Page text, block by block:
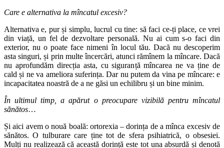
Care e alternativa la mîncatul excesiv?
Alternativa e, pur și simplu, lucrul cu tine: să faci ce-ți place, ce vrei
din viață, un fel de dezvoltare personală. Nu ai cum s-o faci din
exterior, nu o poate face nimeni în locul tău. Dacă nu descoperim
asta singuri, și prin multe încercări, atunci rămînem la mîncare. Dacă
nu aprofundăm direcția asta, cu siguranță mîncarea ne va ține de
cald și ne va ameliora suferința. Dar nu putem da vina pe mîncare: e
incapacitatea noastră de a ne găsi un echilibru și un bine minim.
În ultimul timp, a apărut o preocupare vizibilă pentru mîncatul
sănătos…
Și aici avem o nouă boală: ortorexia – dorința de a mînca excesiv de
sănătos. O tulburare care ține tot de sfera psihiatrică, o obsesiei.
Mulți nu realizează că această dorință este tot una absurdă și denotă